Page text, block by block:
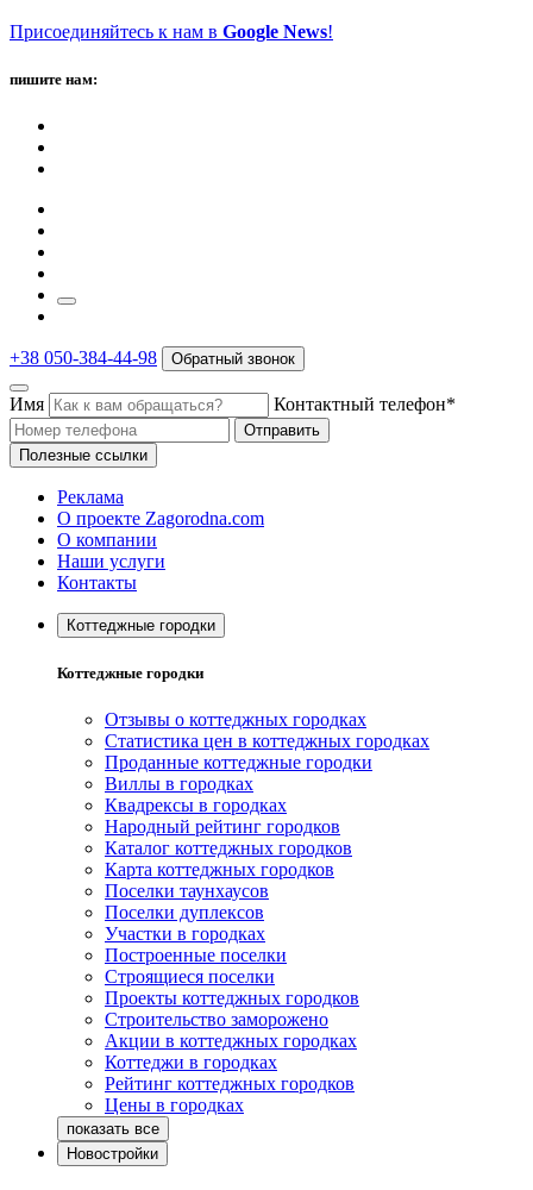
Присоединяйтесь к нам в Google News!
пишите нам:
+38 050-384-44-98 Обратный звонок
Имя Контактный телефон*
Отправить
Полезные ссылки
Реклама
О проекте Zagorodna.com
О компании
Наши услуги
Контакты
Коттеджные городки
Коттеджные городки
Отзывы о коттеджных городках
Статистика цен в коттеджных городках
Проданные коттеджные городки
Виллы в городках
Квадрексы в городках
Народный рейтинг городков
Каталог коттеджных городков
Карта коттеджных городков
Поселки таунхаусов
Поселки дуплексов
Участки в городках
Построенные поселки
Строящиеся поселки
Проекты коттеджных городков
Строительство заморожено
Акции в коттеджных городках
Коттеджи в городках
Рейтинг коттеджных городков
Цены в городках
Новостройки